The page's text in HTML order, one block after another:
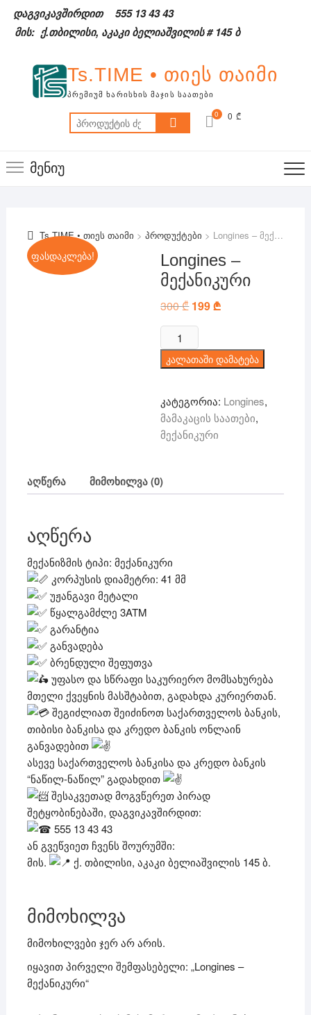
content
დაგვიკავშირდით
555 13 43 43
მის: ქ.თბილისი, აკაკი ბელიაშვილის # 145 ბ
Ts.TIME • თიეს თაიმი
ᲞᲠᲔᲛᲘᲣᲛ ᲮᲐᲠᲘᲡᲮᲘᲡ ᲛᲐᲯᲘᲡ ᲡᲐᲐᲗᲔᲑᲘ
ძებნა: 0 0 ₾
მენიუ
Ts.TIME • თიეს თაიმი > პროდუქტები > Longines – მექანიკური
ფასდაკლება!
Longines –
მექანიკური
300₾ Original
was:
199₾Current
რაოდენობა:
Longines
- კალათაში დამატება
კატეგორია: Longines,
მამაკაცის საათები,
მექანიკური
აღწერა მიმოხილვა (0)
აღწერა
მექანიზმის ტიპი: მექანიკური
კორპუსის დიამეტრი: 41 მმ
უჟანგავი მეტალი
წყალგამძლე 3ATM
გარანტია
განვადება
ბრენდული შეფუთვა
უფასო და სწრაფი საკურიერო მომსახურება
მთელი ქვეყნის მასშტაბით, გადახდა კურიერთან.
შეგიძლიათ შეიძინოთ საქართველოს ბანკის,
თიბისი ბანკისა და კრედო ბანკის ონლაინ
განვადებით
ასევე საქართველოს ბანკისა და კრედო ბანკის
“ნაწილ-ნაწილ” გადახდით
შესაკვეთად მოგვწერეთ პირად
შეტყობინებაში, დაგვიკავშირდით:
555 13 43 43
ან გვეწვიეთ ჩვენს შოურუმში:
მის.
ქ. თბილისი, აკაკი ბელიაშვილის 145 ბ.
მიმოხილვა
მიმოხილვები ჯერ არ არის.
იყავით პირველი შემფასებელი: „Longines –
მექანიკური“